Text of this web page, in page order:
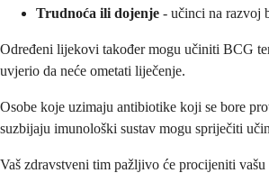
Trudnoća ili dojenje - učinci na razvoj
Određeni lijekovi također mogu učiniti BCG
uvjerio da neće ometati liječenje.
Osobe koje uzimaju antibiotike koji se bore
suzbijaju imunološki sustav mogu spriječiti
Vaš zdravstveni tim pažljivo će procijeniti